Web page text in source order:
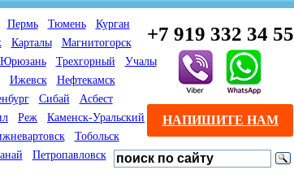
+7 919 332 34 55
Пермь Тюмень
Курган
Карталы
Магнитогорск
Юрюзань Трехгорный
Учалы
Ижевск
Нефтекамск
Сибай
Асбест
Реж
Каменск-Уральский
Тобольск
Петропавловск
НАПИШИТЕ НАМ